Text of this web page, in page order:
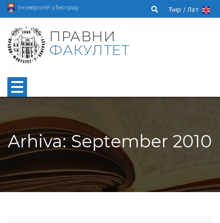
Универзитет у Београду Ћир /Лат
ПРАВНИ
ФАКУЛТЕТ
Arhiva: September 2010